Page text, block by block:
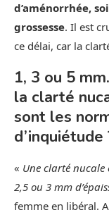
d’aménorrhée,
grossesse. Il est
ce délai, car la
1, 3 ou 5
la clarté
sont les
d’inquiétude
« Une clarté nucale
2,5 ou 3 mm
femme en libéral.